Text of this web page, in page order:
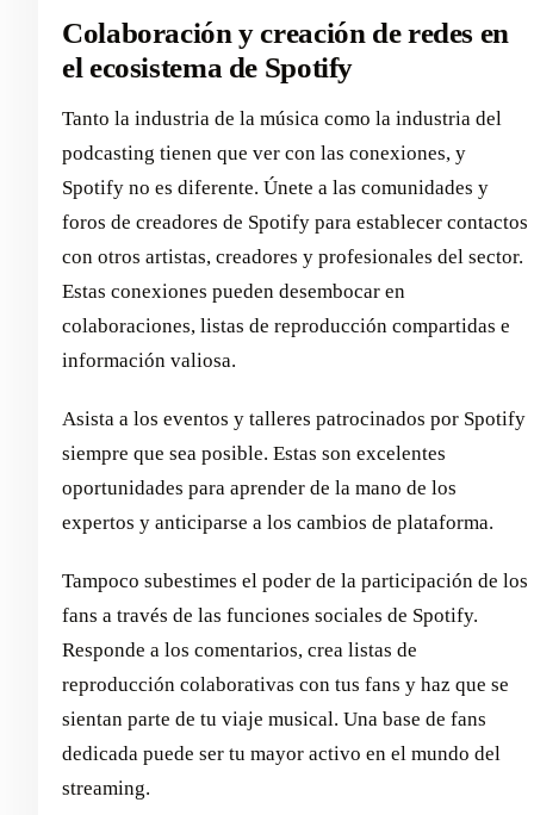
Colaboración y creación de redes en
el ecosistema de Spotify
Tanto la industria de la música como la industria del
podcasting tienen que ver con las conexiones, y
Spotify no es diferente. Únete a las comunidades y
foros de creadores de Spotify para establecer contactos
con otros artistas, creadores y profesionales del sector.
Estas conexiones pueden desembocar en
colaboraciones, listas de reproducción compartidas e
información valiosa.
Asista a los eventos y talleres patrocinados por Spotify
siempre que sea posible. Estas son excelentes
oportunidades para aprender de la mano de los
expertos y anticiparse a los cambios de plataforma.
Tampoco subestimes el poder de la participación de los
fans a través de las funciones sociales de Spotify.
Responde a los comentarios, crea listas de
reproducción colaborativas con tus fans y haz que se
sientan parte de tu viaje musical. Una base de fans
dedicada puede ser tu mayor activo en el mundo del
streaming.